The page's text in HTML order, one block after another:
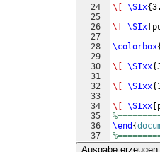
24
25
26
27
28
29
30
31
32
33
34
35
36
37
\[
\SIx{
\[
\SIx
\colorbox{
\[
\SIxx{
\[
\SIxx{
\[
\SIxx
\end {
Ausgabe erzeugen